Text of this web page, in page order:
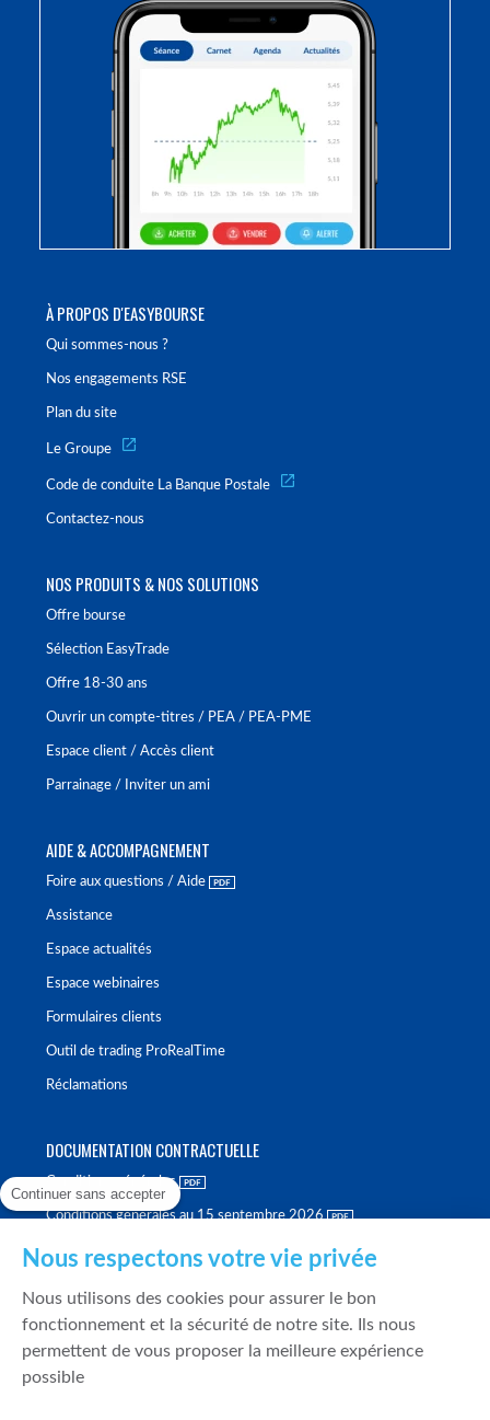
À PROPOS D'EASYBOURSE
Qui sommes-nous ?
Nos engagements RSE
Plan du site
Le Groupe
Code de conduite La Banque Postale
Contactez-nous
NOS PRODUITS & NOS SOLUTIONS
Offre bourse
Sélection EasyTrade
Offre 18-30 ans
Ouvrir un compte-titres / PEA / PEA-PME
Espace client / Accès client
Parrainage / Inviter un ami
AIDE & ACCOMPAGNEMENT
Foire aux questions / Aide
Assistance
Espace actualités
Espace webinaires
Formulaires clients
Outil de trading ProRealTime
Réclamations
DOCUMENTATION CONTRACTUELLE
Conditions générales
Conditions générales au 15 septembre 2026
Politique de meilleure sélection
Politique de durabilité
Fonds de garantie des dépôts et de résolution
Continuer sans accepter
Nous respectons votre vie privée
Nous utilisons des cookies pour assurer le bon
fonctionnement et la sécurité de notre site. Ils nous
permettent de vous proposer la meilleure expérience
possible